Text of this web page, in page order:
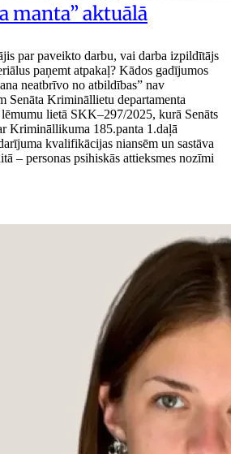
manta” aktuālā
par paveikto darbu, vai darba izpildītājs
paņemt atpakaļ? Kādos gadījumos
neatbrīvo no atbildības” nav
Senāta Krimināllietu departamenta
lietā SKK–297/2025, kurā Senāts
Krimināllikuma 185.panta 1.daļā
kvalifikācijas niansēm un sastāva
– personas psihiskās attieksmes nozīmi